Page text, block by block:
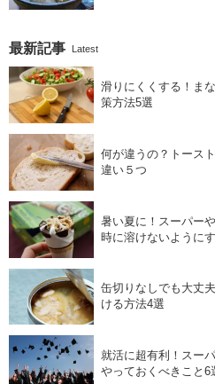
最新記事 Latest
滑りにくくする！ま
策方法5選
何が違うの？トース
違い５つ
暑い夏に！スーパー
時に溶けないように
缶切りなしでも大丈
ける方法4選
就活に超有利！スー
やっておくべきこと6